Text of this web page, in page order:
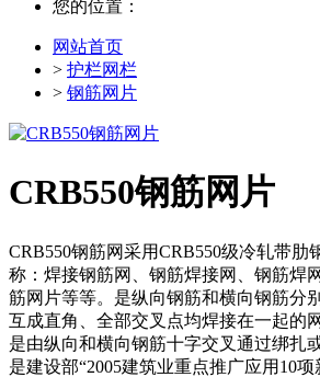
您的位置：
网站首页
> 护栏网栏
> 钢筋网片
CRB550钢筋网片
CRB550钢筋网采用CRB550级冷轧带肋
称：焊接钢筋网、钢筋焊接网、钢筋焊
筋网片等等。是纵向钢筋和横向钢筋分
互成直角、全部交叉点均焊接在一起的
是由纵向和横向钢筋十字交叉通过绑扎
是建设部“2005建筑业重点推广应用10项